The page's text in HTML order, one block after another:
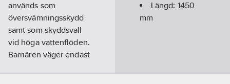
används som
översvämningsskydd
samt som skyddsvall
vid höga vattenflöden.
Barriären väger endast
Längd: 1450
mm